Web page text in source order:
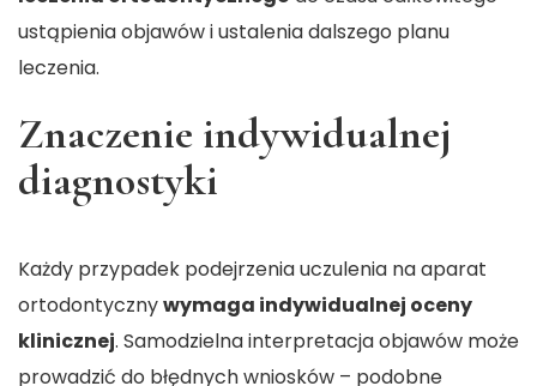
ustąpienia objawów i ustalenia dalszego planu
leczenia.
Znaczenie indywidualnej
diagnostyki
Każdy przypadek podejrzenia uczulenia na aparat
ortodontycznywymaga indywidualnej oceny
klinicznej. Samodzielna interpretacja objawów może
prowadzić do błędnych wniosków – podobne